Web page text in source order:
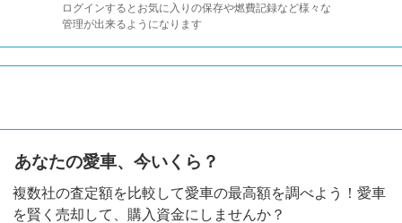
ログインするとお気に入りの保存や燃費記録など様々な
管理が出来るようになります
あなたの愛車、今いくら？
複数社の査定額を比較して愛車の最高額を調べよう！愛車
を賢く売却して、購入資金にしませんか？